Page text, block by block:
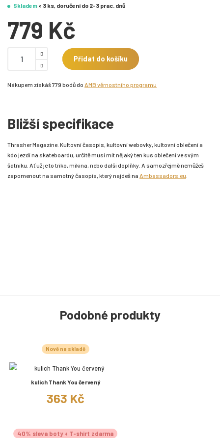
Skladem < 3 ks, doručení do 2-3 prac. dnů
779 Kč
Přidat do košíku
Nákupem získáš 779 bodů do AMB věrnostního programu
Bližší specifikace
Thrasher Magazine. Kultovní časopis, kultovní webovky, kultovní oblečení a
kdo jezdí na skateboardu, určitě musí mít nějaký ten kus oblečení ve svým
šatníku. Ať už je to triko, mikina, nebo další doplňky. A samozřejmě nemůžeš
zapomenout na samotný časopis, který najdeš na Ambassadors.eu
Podobné produkty
Nově na skladě
kulich Thank You červený
363 Kč
40% sleva boty + T-shirt zdarma